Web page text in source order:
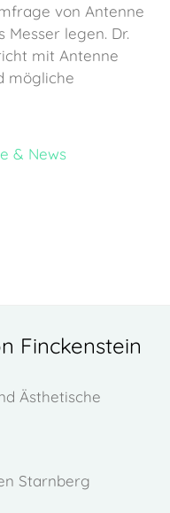
von Antenne
legen. Dr.
mit Antenne
mögliche
& News
Finckenstein
Ästhetische
Starnberg